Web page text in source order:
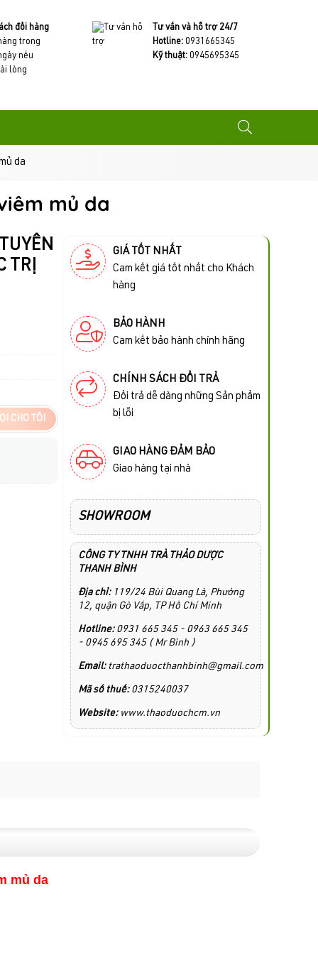
đổi hàng
trong
nếu
lòng
Tư vấn và hỗ trợ 24/7
Hotline:0931665345
Kỹ thuật: 0945695345
da
mủ da
TRỊ
CHO TÔI
GIÁ TỐT NHẤT
Cam kết giá tốt nhất cho Khách
hàng
BẢO HÀNH
Cam kết bảo hành chính hãng
CHÍNH SÁCH ĐỔI TRẢ
Đổi trả dễ dàng những Sản phẩm
bị lỗi
GIAO HÀNG ĐẢM BẢO
Giao hàng tại nhà
SHOWROOM
CÔNG TY TNHH TRÀ THẢO DƯỢC
THANH BÌNH
Địa chỉ:119/24 Bùi Quang Là, Phường
12, quận Gò Vấp, TP Hồ Chí Minh
Hotline:0931 665 345 - 0963 665 345
- 0945 695 345 ( Mr Bình )
Email:trathaoduocthanhbinh@gmail.com
Mã số thuế: 0315240037
Website:www.thaoduochcm.vn
mủ da